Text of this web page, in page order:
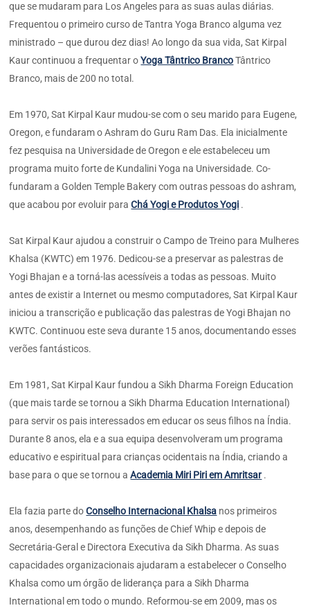
que se mudaram para Los Angeles para as suas aulas diárias.
Frequentou o primeiro curso de Tantra Yoga Branco alguma vez
ministrado – que durou dez dias! Ao longo da sua vida, Sat Kirpal
Kaur continuou a frequentar oYoga Tântrico Branco Tântrico
Branco, mais de 200 no total.
Em 1970, Sat Kirpal Kaur mudou-se com o seu marido para Eugene,
Oregon, e fundaram o Ashram do Guru Ram Das. Ela inicialmente
fez pesquisa na Universidade de Oregon e ele estabeleceu um
programa muito forte de Kundalini Yoga na Universidade. Co-
fundaram a Golden Temple Bakery com outras pessoas do ashram,
que acabou por evoluir paraChá Yogi e Produtos Yogi .
Sat Kirpal Kaur ajudou a construir o Campo de Treino para Mulheres
Khalsa (KWTC) em 1976. Dedicou-se a preservar as palestras de
Yogi Bhajan e a torná-las acessíveis a todas as pessoas. Muito
antes de existir a Internet ou mesmo computadores, Sat Kirpal Kaur
iniciou a transcrição e publicação das palestras de Yogi Bhajan no
KWTC. Continuou este seva durante 15 anos, documentando esses
verões fantásticos.
Em 1981, Sat Kirpal Kaur fundou a Sikh Dharma Foreign Education
(que mais tarde se tornou a Sikh Dharma Education International)
para servir os pais interessados em educar os seus filhos na Índia.
Durante 8 anos, ela e a sua equipa desenvolveram um programa
educativo e espiritual para crianças ocidentais na Índia, criando a
base para o que se tornou aAcademia Miri Piri em Amritsar .
Ela fazia parte doConselho Internacional Khalsa nos primeiros
anos, desempenhando as funções de Chief Whip e depois de
Secretária-Geral e Directora Executiva da Sikh Dharma. As suas
capacidades organizacionais ajudaram a estabelecer o Conselho
Khalsa como um órgão de liderança para a Sikh Dharma
International em todo o mundo. Reformou-se em 2009, mas os